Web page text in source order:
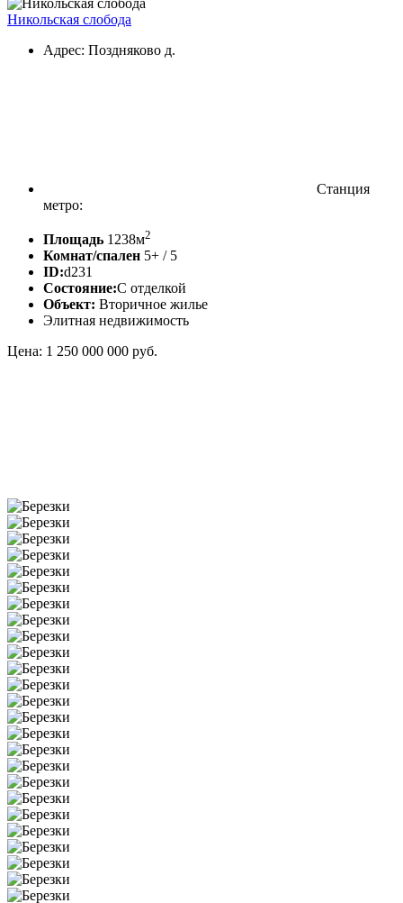
Никольская слобода
Адрес: Поздняково д.
Станция
метро:
Площадь 1238м2
Комнат/спален 5+ / 5
ID:d231
Состояние:С отделкой
Объект: Вторичное жилье
Элитная недвижимость
Цена: 1 250 000 000 руб.